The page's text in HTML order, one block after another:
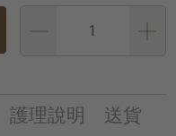
護理說明 送貨